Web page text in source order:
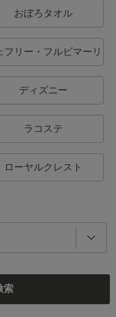
おぼろタオル
フリー・フルビマーリ
ディズニー
ラコステ
ローヤルクレスト
索